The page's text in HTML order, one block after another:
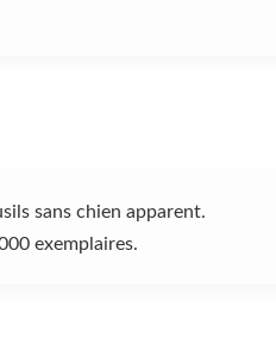
sans chien apparent.
exemplaires.